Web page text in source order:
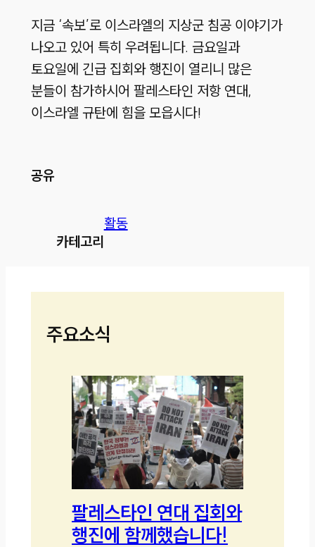
지금 ‘속보’로 이스라엘의 지상군 침공 이야기가
나오고 있어 특히 우려됩니다. 금요일과
토요일에 긴급 집회와 행진이 열리니 많은
분들이 참가하시어 팔레스타인 저항 연대,
이스라엘 규탄에 힘을 모읍시다!
공유
카테고리
활동
주요소식
팔레스타인 연대 집회와
행진에 함께했습니다!